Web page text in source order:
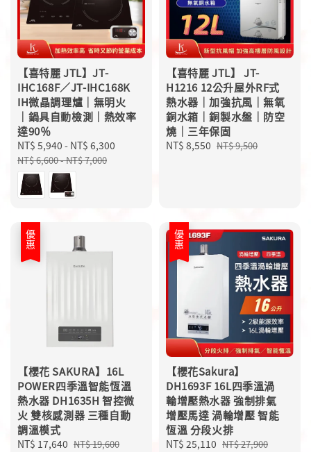
【喜特麗 JTL】JT-
IHC168F／JT-IHC168K
IH微晶調理爐｜無明火
｜鍋具自動檢測｜熱效率
達90％
Sale
price
NT$ 5,940 - NT$ 6,300
NT$ 6,600-NT$ 7,000
【喜特麗 JTL】 JT-
H1216 12公升屋外RF式
熱水器｜加強抗風｜無氧
銅水箱｜銅製水盤｜防空
燒｜三年保固
Sale
NT$ 8,550 Regular
NT$ 9,500
優惠
【櫻花 SAKURA】16L
POWER四季溫智能恆溫
熱水器 DH1635H 智控微
火 雙核感測器 三種自動
調溫模式
Sale
NT$ 17,640 Regular
NT$ 19,600
優惠
【櫻花Sakura】
DH1693F 16L四季溫渦
輪增壓熱水器 強制排氣
增壓馬達 渦輪增壓 智能
恆溫 分段火排
Sale
NT$ 25,110 Regular
NT$ 27,900